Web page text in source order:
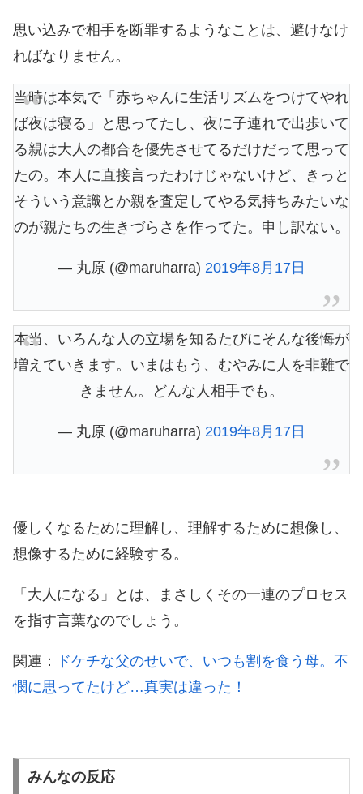
思い込みで相手を断罪するようなことは、避けなけ
ればなりません。
当時は本気で「赤ちゃんに生活リズムをつけてやれ
ば夜は寝る」と思ってたし、夜に子連れで出歩いて
る親は大人の都合を優先させてるだけだって思って
たの。本人に直接言ったわけじゃないけど、きっと
そういう意識とか親を査定してやる気持ちみたいな
のが親たちの生きづらさを作ってた。申し訳ない。
— 丸原 (@maruharra) 2019年8月17日
本当、いろんな人の立場を知るたびにそんな後悔が
増えていきます。いまはもう、むやみに人を非難で
きません。どんな人相手でも。
— 丸原 (@maruharra) 2019年8月17日
優しくなるために理解し、理解するために想像し、
想像するために経験する。
「大人になる」とは、まさしくその一連のプロセス
を指す言葉なのでしょう。
関連：
ドケチな父のせいで、いつも割を食う母。不
憫に思ってたけど…真実は違った！
みんなの反応